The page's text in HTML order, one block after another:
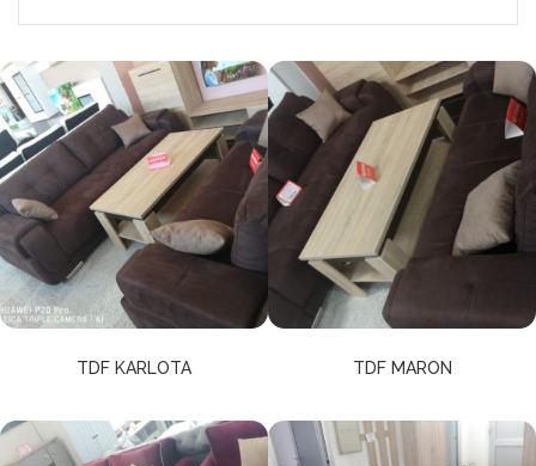
TDF KARLOTA TDF MARON